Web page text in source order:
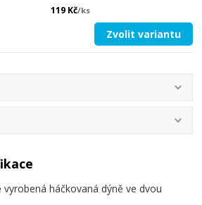
119 Kč/ks
Zvolit variantu
háčkovaná dýně ve dvou